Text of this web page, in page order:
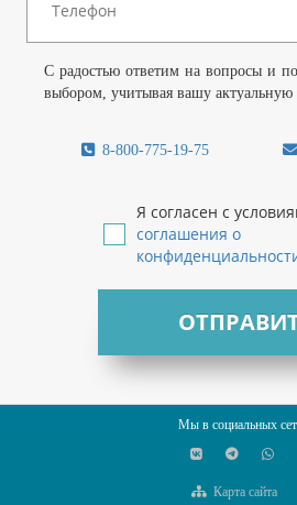
С радостью ответим на вопросы и
выбором, учитывая вашу актуальную
8-800-775-19-75
Я согласен с
соглашения о
Мы в социальных
Карта сайта